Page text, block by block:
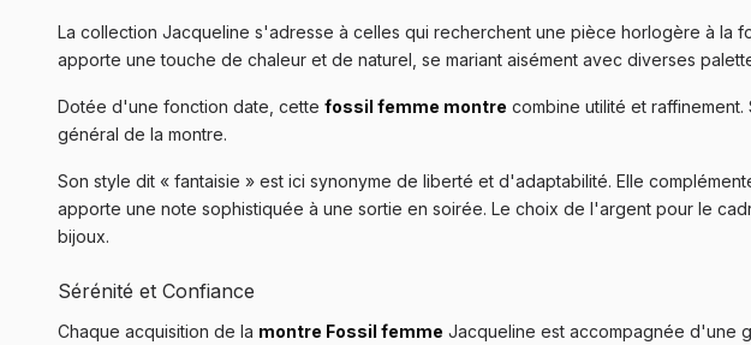
La collection Jacqueline s'adresse à celles qui recherchent une pièce horlogère à la
apporte une touche de chaleur et de naturel, se mariant aisément avec diverses
Dotée d'une fonction date, cette fossil femme montre combine utilité et
général de la montre.
Son style dit « fantaisie » est ici synonyme de liberté et d'adaptabilité. Elle
apporte une note sophistiquée à une sortie en soirée. Le choix de l'argent pour le
bijoux.
Sérénité et Confiance
Chaque acquisition de la montre Fossil femme Jacqueline est accompagnée d'une